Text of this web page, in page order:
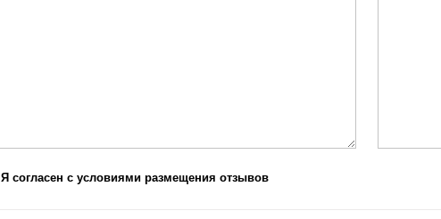
Я согласен с условиями размещения отзывов